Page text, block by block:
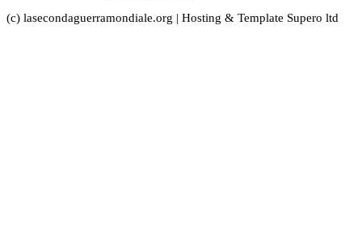
(c) lasecondaguerramondiale.org | Hosting & Template Supero ltd